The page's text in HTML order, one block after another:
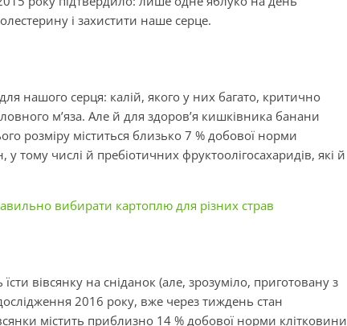
і захистити наше серце.
нашого серця: калій, якого у них багато, критично
м’яза. Але й для здоров’я кишківника банани
розміру міститься близько 7 % добової норми
тому числі й пребіотичних фруктоолігосахаридів, які й
вибирати картоплю для різних страв
вівсянку на сніданок (але, зрозуміло, приготовану з
2016 року, вже через тиждень стан
містить приблизно 14 % добової норми клітковини